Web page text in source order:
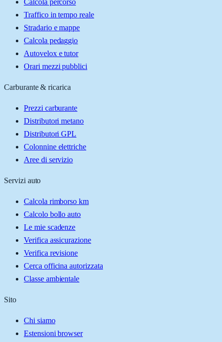
Calcola percorso
Traffico in tempo reale
Stradario e mappe
Calcola pedaggio
Autovelox e tutor
Orari mezzi pubblici
Carburante & ricarica
Prezzi carburante
Distributori metano
Distributori GPL
Colonnine elettriche
Aree di servizio
Servizi auto
Calcola rimborso km
Calcolo bollo auto
Le mie scadenze
Verifica assicurazione
Verifica revisione
Cerca officina autorizzata
Classe ambientale
Sito
Chi siamo
Estensioni browser